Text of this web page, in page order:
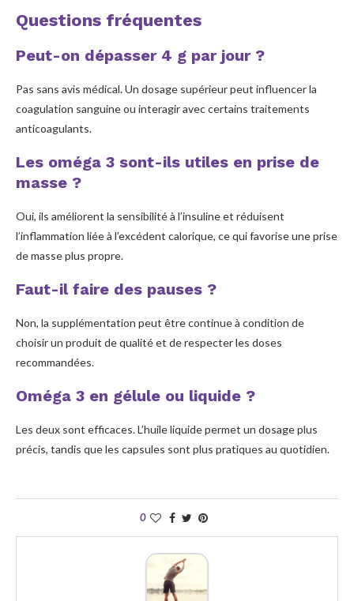
Questions fréquentes
Peut-on dépasser 4 g par jour ?
Pas sans avis médical. Un dosage supérieur peut influencer la
coagulation sanguine ou interagir avec certains traitements
anticoagulants.
Les oméga 3 sont-ils utiles en prise de
masse ?
Oui, ils améliorent la sensibilité à l’insuline et réduisent
l’inflammation liée à l’excédent calorique, ce qui favorise une prise
de masse plus propre.
Faut-il faire des pauses ?
Non, la supplémentation peut être continue à condition de
choisir un produit de qualité et de respecter les doses
recommandées.
Oméga 3 en gélule ou liquide ?
Les deux sont efficaces. L’huile liquide permet un dosage plus
précis, tandis que les capsules sont plus pratiques au quotidien.
0